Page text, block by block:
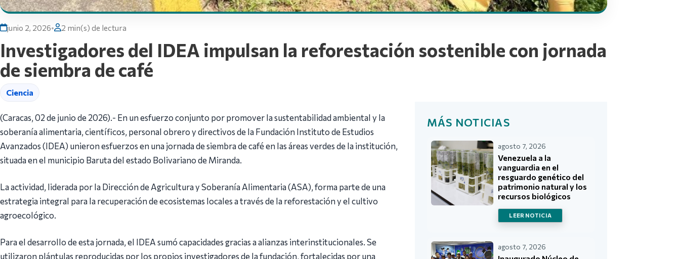
junio 2, 2026• 2 min(s) de lectura
Investigadores del IDEA impulsan la reforestación sostenible con jornada
de siembra de café
Ciencia
(Caracas, 02 de junio de 2026).- En un esfuerzo conjunto por promover la sustentabilidad ambiental y la
soberanía alimentaria, científicos, personal obrero y directivos de la Fundación Instituto de Estudios
Avanzados (IDEA) unieron esfuerzos en una jornada de siembra de café en las áreas verdes de la institución,
situada en el municipio Baruta del estado Bolivariano de Miranda.
La actividad, liderada por la Dirección de Agricultura y Soberanía Alimentaria (ASA), forma parte de una
estrategia integral para la recuperación de ecosistemas locales a través de la reforestación y el cultivo
agroecológico.
Para el desarrollo de esta jornada, el IDEA sumó capacidades gracias a alianzas interinstitucionales. Se
utilizaron plántulas reproducidas por los propios investigadores de la fundación, fortalecidas por una
MÁS NOTICIAS
agosto 7, 2026
Venezuela a la
vanguardia en el
resguardo genético del
patrimonio natural y los
recursos biológicos
LEER NOTICIA
agosto 7, 2026